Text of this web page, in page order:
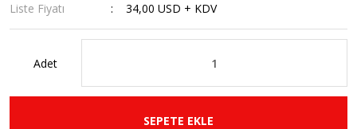
Liste Fiyatı
34,00 USD + KDV
Adet
SEPETE EKLE